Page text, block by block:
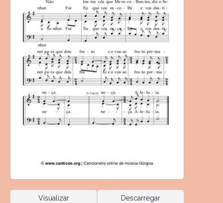
Visualizar Descarregar